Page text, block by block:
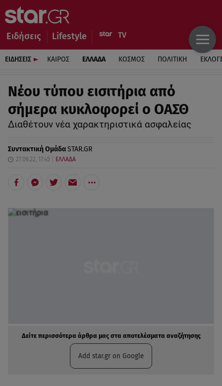
Ειδήσεις Lifestyle
ΕΙΔΗΣΕΙΣ ΚΑΙΡΟΣ ΕΛΛΑΔΑ ΚΟΣΜΟΣ ΠΟΛΙΤΙΚΗ
Νέου τύπου εισιτήρια από
σήμερα κυκλοφορεί ο ΟΑΣΘ
Διαθέτουν νέα χαρακτηριστικά ασφαλείας
Συντακτική ΟμάδαSTAR.GR
27.06.22, 17:45 ΕΛΛΑΔΑ
Δείτε περισσότερα άρθρα μας στα αποτελέσματα αναζήτησης
Add star.gr on Google